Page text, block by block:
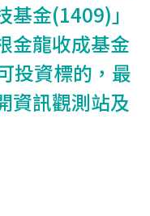
基金(1409)」
金龍收成基金
投資標的，最
資訊觀測站及